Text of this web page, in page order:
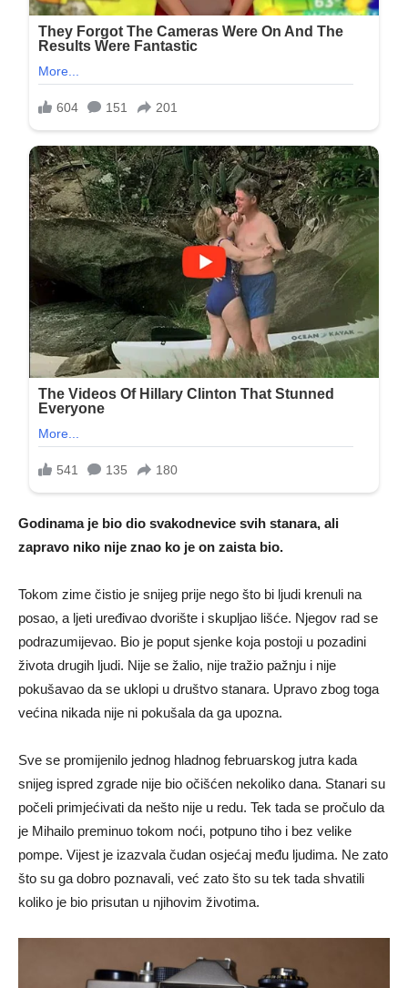
Godinama je bio dio svakodnevice svih stanara, ali
zapravo niko nije znao ko je on zaista bio.
Tokom zime čistio je snijeg prije nego što bi ljudi krenuli na
posao, a ljeti uređivao dvorište i skupljao lišće. Njegov rad se
podrazumijevao. Bio je poput sjenke koja postoji u pozadini
života drugih ljudi. Nije se žalio, nije tražio pažnju i nije
pokušavao da se uklopi u društvo stanara. Upravo zbog toga
većina nikada nije ni pokušala da ga upozna.
Sve se promijenilo jednog hladnog februarskog jutra kada
snijeg ispred zgrade nije bio očišćen nekoliko dana. Stanari su
počeli primjećivati da nešto nije u redu. Tek tada se pročulo da
je Mihailo preminuo tokom noći, potpuno tiho i bez velike
pompe. Vijest je izazvala čudan osjećaj među ljudima. Ne zato
što su ga dobro poznavali, već zato što su tek tada shvatili
koliko je bio prisutan u njihovim životima.